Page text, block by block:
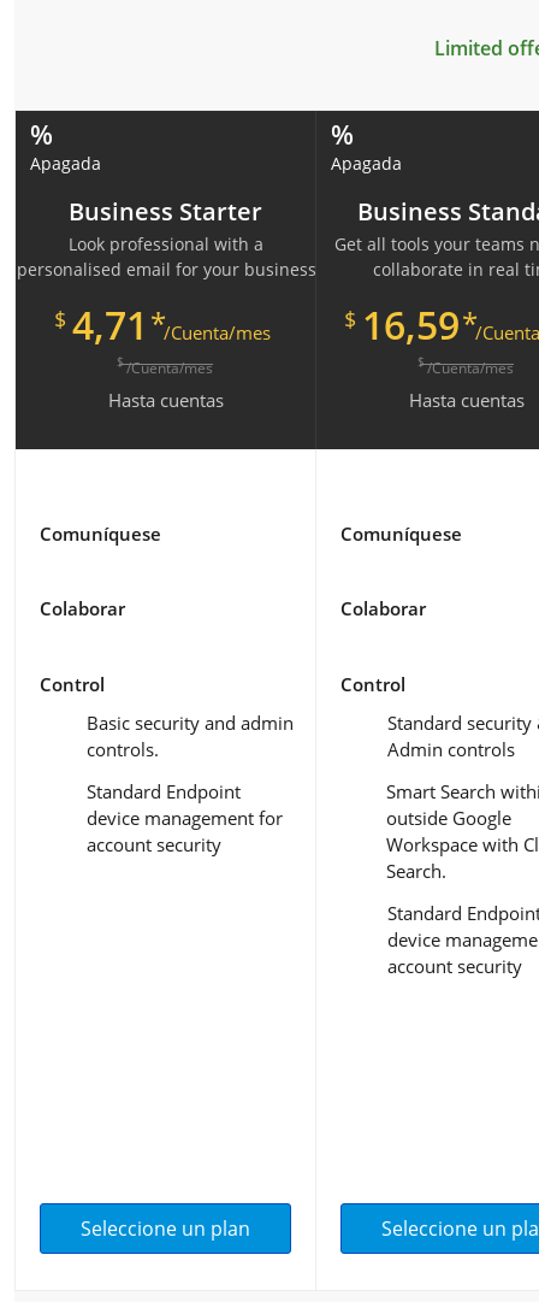
Limited
%
Apagada
Business Starter
Look professional with a
personalised email for your business
$ 4,71 */Cuenta/mes
$/Cuenta/mes
Hasta cuentas
Comuníquese
Colaborar
Control
Basic security and admin
controls.
Standard Endpoint
device management for
account security
Seleccione un plan
%
Apagada
Business
Get all tools your teams
collaborate in real
$ 16,59*/
$/Cuenta/mes
Hasta cuentas
Comuníquese
Colaborar
Control
Standard security
Admin controls
Smart Search
outside Google
Workspace with
Search.
Standard
device
account security
Seleccione un